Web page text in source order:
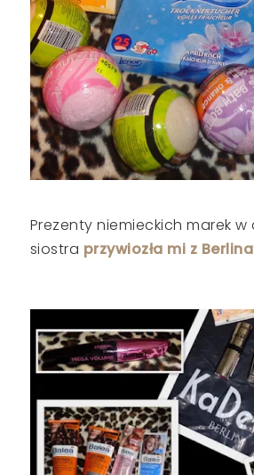
Prezenty niemieckich marek w
siostra przywiozła mi z